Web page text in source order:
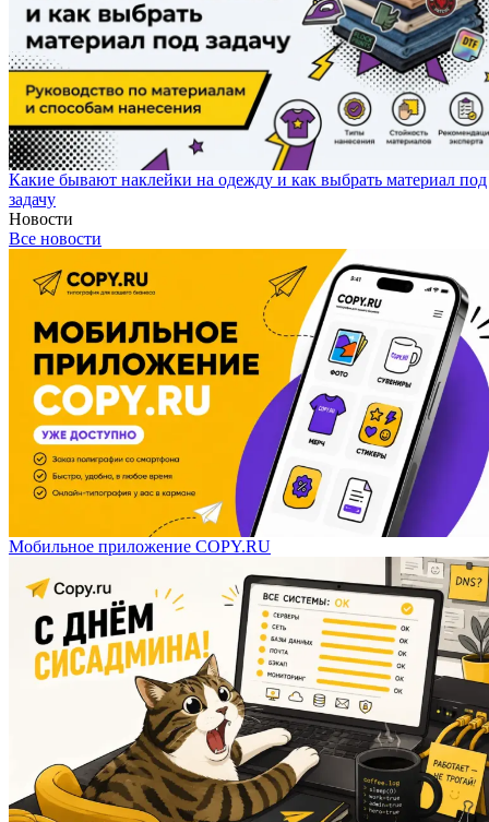
Какие бывают наклейки на одежду и как выбрать материал под
задачу
Новости
Все новости
Мобильное приложение COPY.RU